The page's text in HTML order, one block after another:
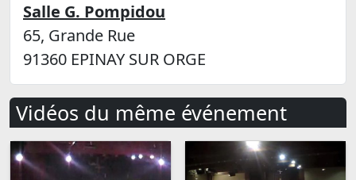
Salle G. Pompidou
65, Grande Rue
91360 EPINAY SUR ORGE
Vidéos du même événement